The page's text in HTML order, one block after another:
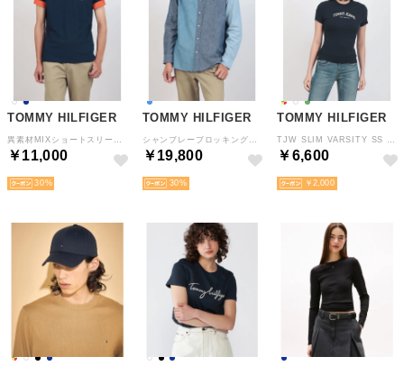
TOMMY HILFIGER
￥11,000
30
TOMMY HILFIGER
￥19,800
30
TOMMY HILFIGER
￥6,600
￥2,000